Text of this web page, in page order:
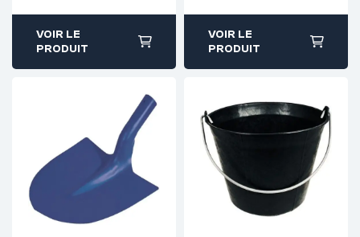
VOIR LE
PRODUIT
VOIR LE
PRODUIT